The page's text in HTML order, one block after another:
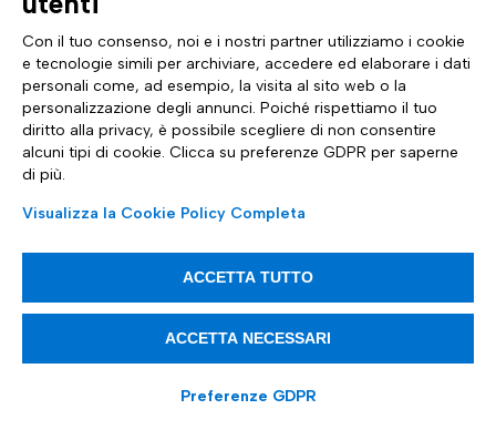
da diverse fonti, tra cui organizzazioni governative, gruppi
di ricerca sulla sicurezza informatica e aziende
specializzate.
Trojan
È un tipo di malware che si presenta come un programma
dannose. Il nome deriva dal cavallo di Troia della mitologia
greca, un grande cavallo di legno che sembrava un regalo,
ma che realmente nascondeva soldati che avrebbero
attaccato la città. I trojan possono essere utilizzati per
rubare informazioni personali, danneggiare file o programmi
del computer infetto, installare backdoor o altre forme di
Con il tuo consenso, noi e i nostri partner utilizziamo i cookie
e tecnologie simili per archiviare, accedere ed elaborare i dati
personali come, ad esempio, la visita al sito web o la
personalizzazione degli annunci. Poiché rispettiamo il tuo
diritto alla privacy, è possibile scegliere di non consentire
alcuni tipi di cookie. Clicca su preferenze GDPR per saperne
di più.
Visualizza la Cookie Policy Completa
ACCETTA TUTTO
ACCETTA NECESSARI
Preferenze GDPR